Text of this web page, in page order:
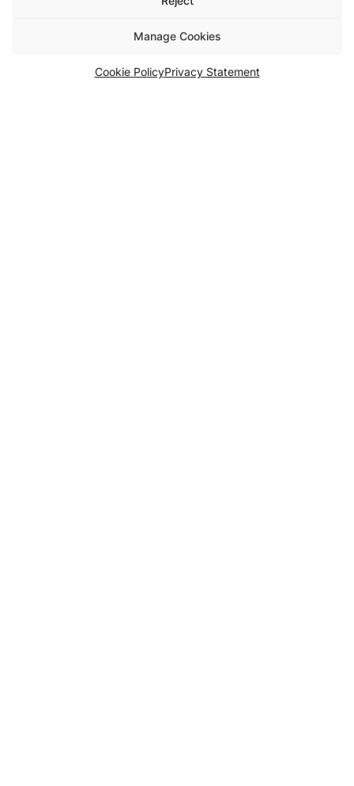
Manage Cookies
Cookie PolicyPrivacy Statement